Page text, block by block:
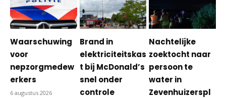
Waarschuwing
voor
nepzorgmedew
erkers
6 augustus 2026
Brand in
elektriciteitskas
t bij McDonald’s
snel onder
controle
Nachtelijke
zoektocht naar
persoon te
water in
Zevenhuizerspl